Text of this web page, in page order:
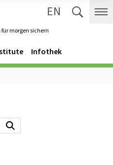
morgen sichern
EN
Infothek